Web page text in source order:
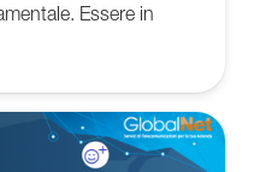
Essere in